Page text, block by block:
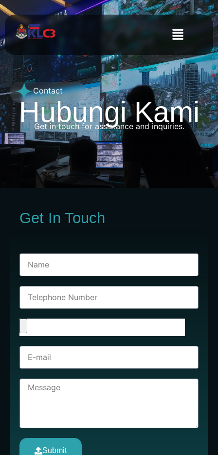
Contact
Hubungi Kami
Get in touch for assistance and inquiries.
Get In Touch
Submit